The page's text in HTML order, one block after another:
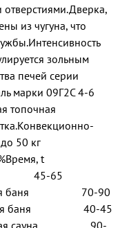
из чугуна, что
зольным
печей серии
марки 09Г2С 4-6
топочная
50 кг
t
баня 45-65
баня 70-90
баня 40-45
сауна 90-